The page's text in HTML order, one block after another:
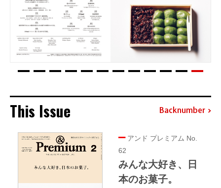
This Issue Backnumber
アンド プレミアム No.
62
みんな大好き、日
本のお菓子。